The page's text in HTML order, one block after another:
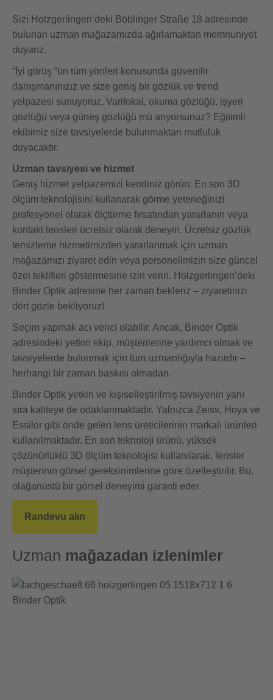
Sizi Holzgerlingen’deki Böblinger Straße 18 adresinde
bulunan uzman mağazamızda ağırlamaktan memnuniyet
duyarız.
“İyi görüş “ün tüm yönleri konusunda güvenilir
danışmanınızız ve size geniş bir gözlük ve trend
yelpazesi sunuyoruz. Varifokal, okuma gözlüğü, işyeri
gözlüğü veya güneş gözlüğü mü arıyorsunuz? Eğitimli
ekibimiz size tavsiyelerde bulunmaktan mutluluk
duyacaktır.
Uzman tavsiyesi ve hizmet
Geniş hizmet yelpazemizi kendiniz görün: En son 3D
ölçüm teknolojisini kullanarak görme yeteneğinizi
profesyonel olarak ölçtürme fırsatından yararlanın veya
kontakt lensleri ücretsiz olarak deneyin. Ücretsiz gözlük
temizleme hizmetimizden yararlanmak için uzman
mağazamızı ziyaret edin veya personelimizin size güncel
özel teklifleri göstermesine izin verin. Holzgerlingen’deki
Binder Optik adresine her zaman bekleriz – ziyaretinizi
dört gözle bekliyoruz!
Seçim yapmak acı verici olabilir. Ancak, Binder Optik
adresindeki yetkin ekip, müşterilerine yardımcı olmak ve
tavsiyelerde bulunmak için tüm uzmanlığıyla hazırdır –
herhangi bir zaman baskısı olmadan.
Binder Optik yetkin ve kişiselleştirilmiş tavsiyenin yanı
sıra kaliteye de odaklanmaktadır. Yalnızca Zeiss, Hoya ve
Essilor gibi önde gelen lens üreticilerinin markalı ürünleri
kullanılmaktadır. En son teknoloji ürünü, yüksek
çözünürlüklü 3D ölçüm teknolojisi kullanılarak, lensler
müşterinin görsel gereksinimlerine göre özelleştirilir. Bu,
olağanüstü bir görsel deneyimi garanti eder.
Randevu alın
Uzman mağazadan izlenimler